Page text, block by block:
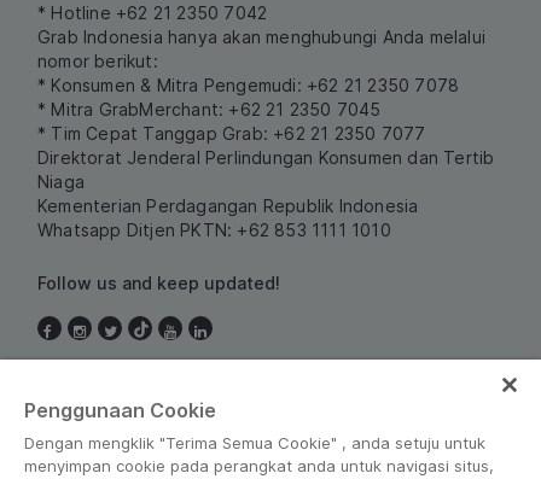
* Hotline +62 21 2350 7042
Grab Indonesia hanya akan menghubungi Anda melalui
nomor berikut:
* Konsumen & Mitra Pengemudi: +62 21 2350 7078
* Mitra GrabMerchant: +62 21 2350 7045
* Tim Cepat Tanggap Grab: +62 21 2350 7077
Direktorat Jenderal Perlindungan Konsumen dan Tertib
Niaga
Kementerian Perdagangan Republik Indonesia
Whatsapp Ditjen PKTN: +62 853 1111 1010
Follow us and keep updated!
Penggunaan Cookie
Dengan mengklik "Terima Semua Cookie" , anda setuju untuk
menyimpan cookie pada perangkat anda untuk navigasi situs,